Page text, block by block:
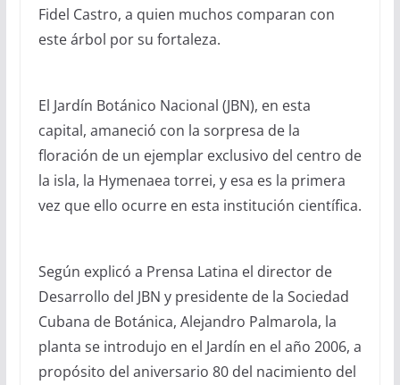
Fidel Castro, a quien muchos comparan con
este árbol por su fortaleza.
El Jardín Botánico Nacional (JBN), en esta
capital, amaneció con la sorpresa de la
floración de un ejemplar exclusivo del centro de
la isla, la Hymenaea torrei, y esa es la primera
vez que ello ocurre en esta institución científica.
Según explicó a Prensa Latina el director de
Desarrollo del JBN y presidente de la Sociedad
Cubana de Botánica, Alejandro Palmarola, la
planta se introdujo en el Jardín en el año 2006, a
propósito del aniversario 80 del nacimiento del